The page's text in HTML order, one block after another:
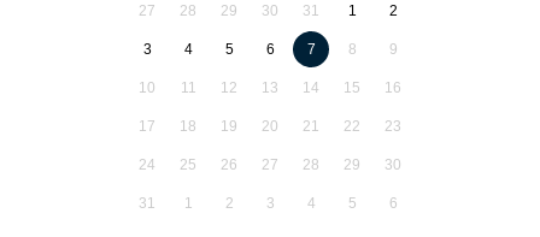
27 28 29 30 31 1 2
3 4 5 6 7 8 9
10 11 12 13 14 15 16
17 18 19 20 21 22 23
24 25 26 27 28 29 30
31 1 2 3 4 5 6